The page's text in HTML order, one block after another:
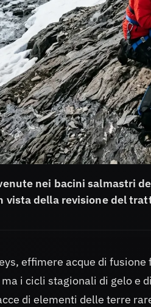
nei bacini salmastri
vista della revisione del
effimere acque di
i cicli stagionali di gelo e
di elementi delle terre